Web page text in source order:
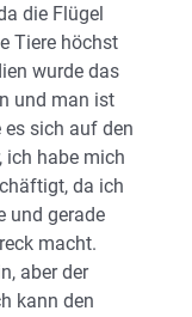
die Flügel
Tiere höchst
wurde das
und man ist
sich auf den
ich habe mich
da ich
und gerade
macht.
aber der
kann den